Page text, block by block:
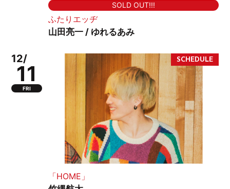
SOLD OUT!!!
ふたりエッヂ
山田亮一 / ゆれるあみ
12/
11
FRI
「HOME」